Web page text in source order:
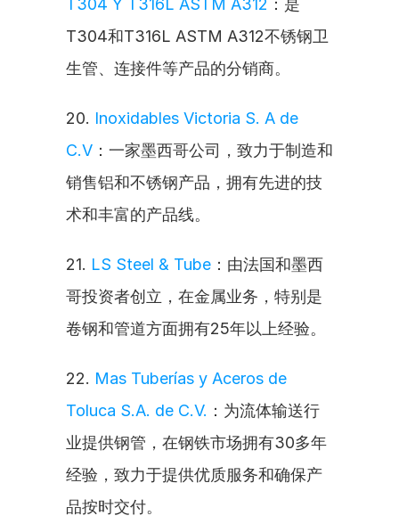
T304 Y T316L ASTM A312 ：是
T304和T316L ASTM A312不锈钢卫
生管、连接件等产品的分销商。
20. Inoxidables Victoria S. A de
C.V ：一家墨西哥公司，致力于制造和
销售铝和不锈钢产品，拥有先进的技
术和丰富的产品线。
21. LS Steel & Tube ：由法国和墨西
哥投资者创立，在金属业务，特别是
卷钢和管道方面拥有25年以上经验。
22. Mas Tuberías y Aceros de
Toluca S.A. de C.V. ：为流体输送行
业提供钢管，在钢铁市场拥有30多年
经验，致力于提供优质服务和确保产
品按时交付。